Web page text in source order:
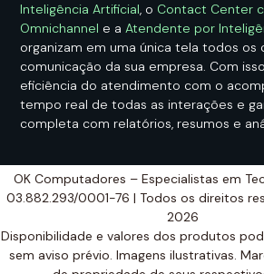
Inteligência Artificial, o Contact Center
Omnichannel e aAtendente por
organizam em uma única tela todos os
comunicação da sua empresa. Com
eficiência do atendimento com o
tempo real de todas as interações e
completa com relatórios, resumos e
OK Computadores – Especialistas em
03.882.293/0001-76 | Todos os direitos
2026
Disponibilidade e valores dos produtos
sem aviso prévio. Imagens ilustrativas.